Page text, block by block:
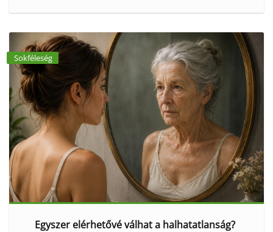
Sokféleség
Egyszer elérhetővé válhat a halhatatlanság?